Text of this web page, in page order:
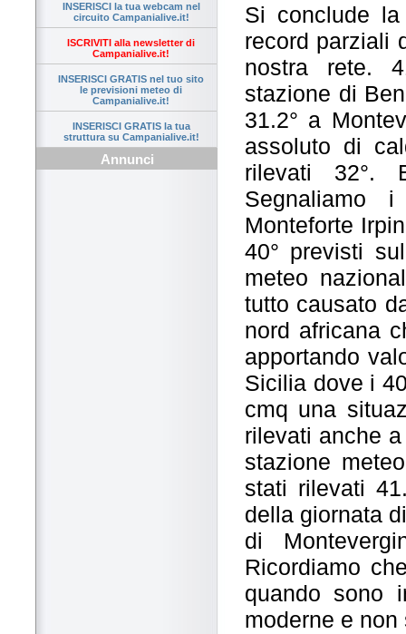
INSERISCI la tua webcam nel
circuito Campanialive.it!
ISCRIVITI alla newsletter di
Campanialive.it!
INSERISCI GRATIS nel tuo sito
le previsioni meteo di
Campanialive.it!
INSERISCI GRATIS la tua
struttura su Campanialive.it!
Annunci
Si conclude
record parziali
nostra rete.
stazione di
31.2° a
assoluto di
rilevati 32°.
Segnaliamo
Monteforte
40° previsti
meteo
tutto causato
nord africana
apportando
Sicilia dove i
cmq una
rilevati anche
stazione
stati rilevati
della giornata
di
Ricordiamo
quando sono
moderne e